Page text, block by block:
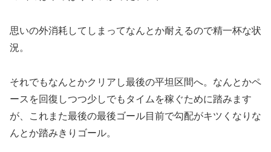
思いの外消耗してしまってなんとか耐えるので精一杯な状
況。
それでもなんとかクリアし最後の平坦区間へ。なんとかペ
ースを回復しつつ少しでもタイムを稼ぐために踏みます
が、これまた最後の最後ゴール目前で勾配がキツくなりな
んとか踏みきりゴール。